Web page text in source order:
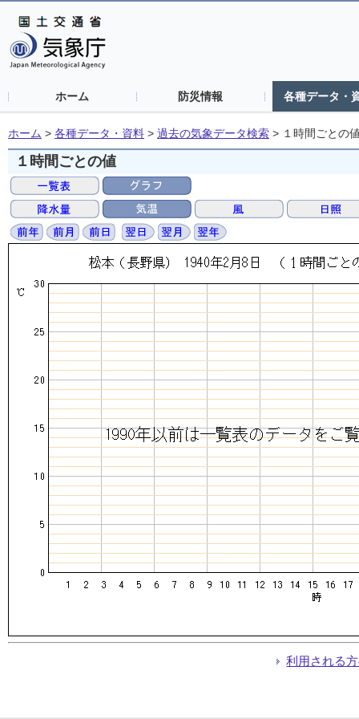
ホーム 防災情報 各種データ・
ホーム > 各種データ・資料 > 過去の気象データ検索 > １時間ごとの
１時間ごとの値
利用される